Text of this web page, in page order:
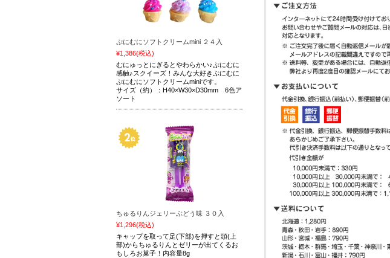
ぷにむにソフトクリームmini ２４入
¥1,386(税込)
むにゅっとにぎるとやわらかい♪ぷにむに
感触♪スクイーズ！みんな大好きぷにむに
ぷにむにソフトクリームminiです。
サイズ（約）：H40×W30×D30mm 6色ア
ソート
ちゅるりんジェリーぶどう味 ３０入
¥1,296(税込)
キャップを取って足(下部)を押すと頭(上
部)からちゅるりんとゼリーが出てくるお
もしろお菓子！内容量8g